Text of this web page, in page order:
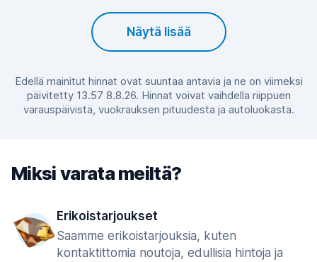
Näytä lisää
Edellä mainitut hinnat ovat suuntaa antavia ja ne on viimeksi
päivitetty 13.57 8.8.26. Hinnat voivat vaihdella riippuen
varauspäivistä, vuokrauksen pituudesta ja autoluokasta.
Miksi varata meiltä?
Erikoistarjoukset
Saamme erikoistarjouksia, kuten
kontaktittomia noutoja, edullisia hintoja ja